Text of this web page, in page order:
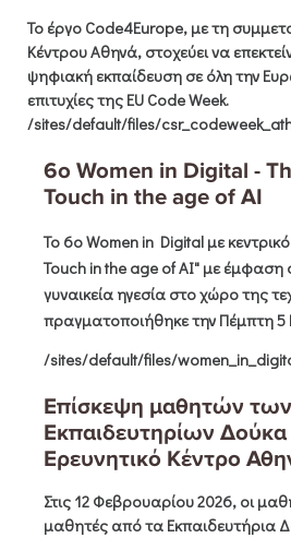
Το έργο Code4Europe, με τη
Κέντρου Αθηνά, στοχεύει να
ψηφιακή εκπαίδευση σε όλη την
επιτυχίες της EU Code Week.
/sites/default/files/
6o Women in Digital -
Touch in the age of AI
Το 6ο Women in Digital με
Touch in the age of AI" με έμφαση
γυναικεία ηγεσία στο χώρο της
πραγματοποιήθηκε την Πέμπτη 5
/sites/default/files/
Επίσκεψη μαθητών των
Εκπαιδευτηρίων Δούκα
Ερευνητικό Κέντρο
Στις 12 Φεβρουαρίου 2026, οι
μαθητές από τα Εκπαιδευτήρια